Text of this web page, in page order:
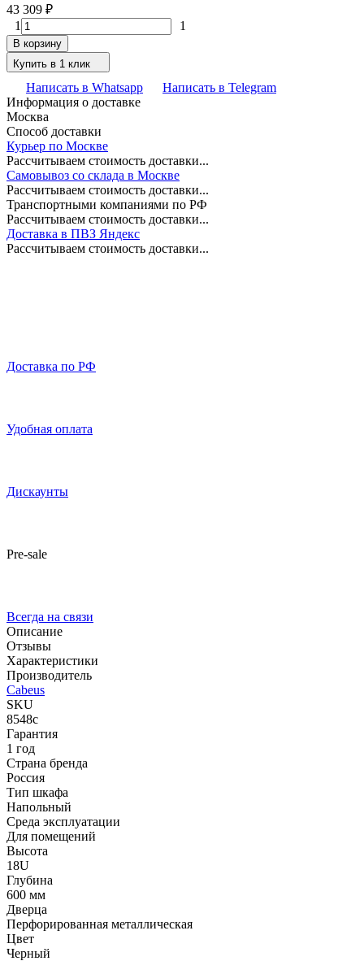
43 309 ₽
1
1
В корзину
Купить в 1 клик
Написать в Whatsapp
Написать в Telegram
Информация о доставке
Москва
Способ доставки
Курьер по Москве
Рассчитываем стоимость доставки...
Самовывоз со склада в Москве
Рассчитываем стоимость доставки...
Транспортными компаниями по РФ
Рассчитываем стоимость доставки...
Доставка в ПВЗ Яндекс
Рассчитываем стоимость доставки...
Доставка по РФ
Удобная оплата
Дискаунты
Pre-sale
Всегда на связи
Описание
Отзывы
Характеристики
Производитель
Cabeus
SKU
8548c
Гарантия
1 год
Страна бренда
Россия
Тип шкафа
Напольный
Среда эксплуатации
Для помещений
Высота
18U
Глубина
600 мм
Дверца
Перфорированная металлическая
Цвет
Черный